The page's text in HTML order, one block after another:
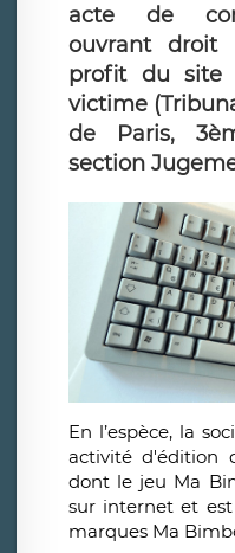
acte de
ouvrant droit
profit du site
victime
de Paris,
section
En l’espèce, la
activité d'édition
dont le jeu Ma
sur internet et
marques Ma